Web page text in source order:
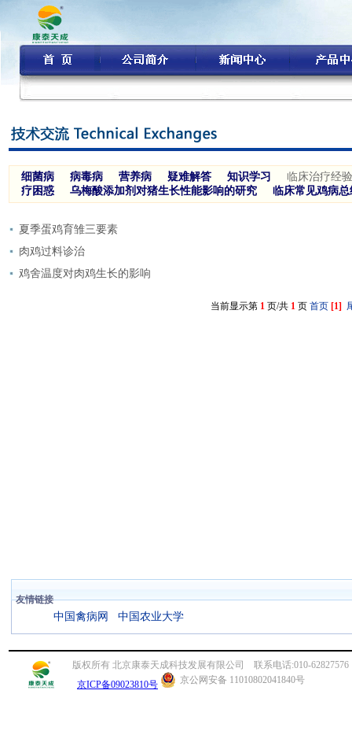
细菌病 病毒病 营养病 疑难解答 知识学习
临床治疗经
疗困惑
乌梅酸添加剂对猪生长性能影响的研究 临床常见鸡病
夏季蛋鸡育雏三要素
肉鸡过料诊治
鸡舍温度对肉鸡生长的影响
当前显示第 1页/共 1页 首页 [1]
友情链接
中国禽病网 中国农业大学
版权所有 北京康泰天成科技发展有限公司 联系电话:010-
京ICP备09023810号
京公网安备 11010802041840号